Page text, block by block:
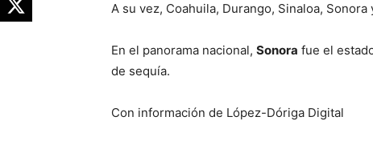
A su vez, Coahuila, Durango, Sinaloa,
En el panorama nacional, Sonora fue el
de sequía.
Con información de López-Dóriga Digital